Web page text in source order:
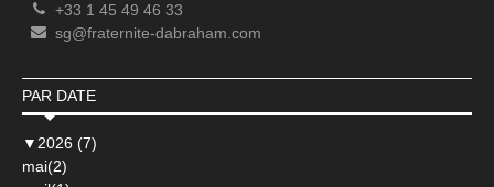
+33 1 45 49 46 33
sg@fraternite-dabraham.com
PAR DATE
▼ 2026 (7)
mai(2)